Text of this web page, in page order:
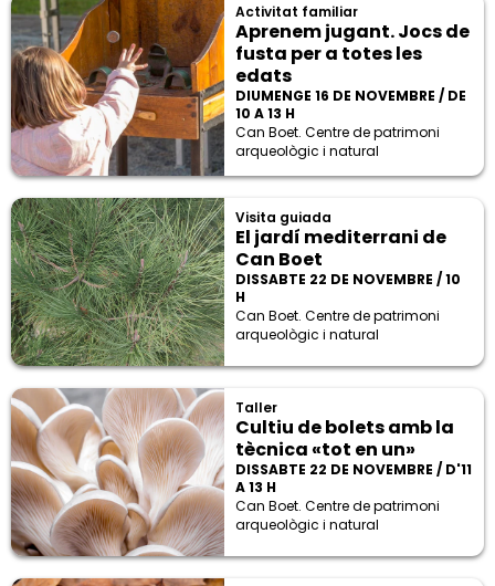
Activitat familiar
Aprenem jugant. Jocs de
fusta per a totes les
edats
DIUMENGE 16 DE NOVEMBRE / DE
10 A 13 H
Can Boet. Centre de patrimoni
arqueològic i natural
Visita guiada
El jardí mediterrani de
Can Boet
DISSABTE 22 DE NOVEMBRE / 10
H
Can Boet. Centre de patrimoni
arqueològic i natural
Taller
Cultiu de bolets amb la
tècnica «tot en un»
DISSABTE 22 DE NOVEMBRE / D'11
A 13 H
Can Boet. Centre de patrimoni
arqueològic i natural